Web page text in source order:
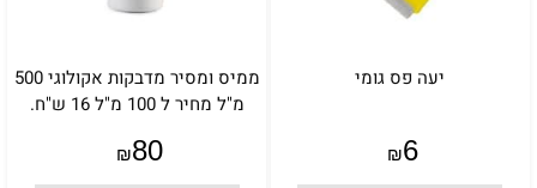
יעה פס גומי
₪6
ממיס ומסיר מדבקות אקולוגי 500
מ"ל מחיר ל 100 מ"ל 16 ש"ח.
₪80